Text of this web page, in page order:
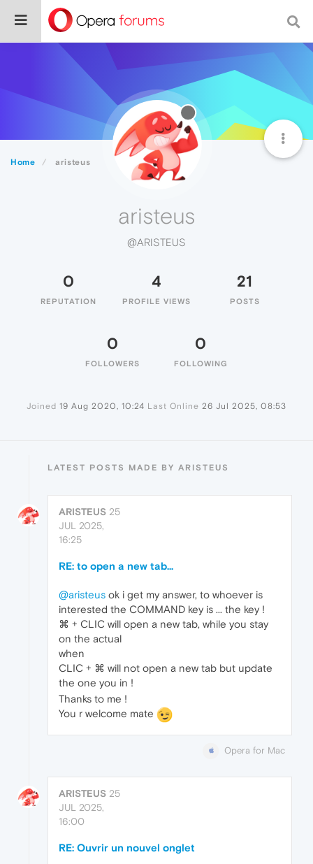
Home aristeus
aristeus
@ARISTEUS
0
REPUTATION
4
PROFILE VIEWS
21
POSTS
0
FOLLOWERS
0
FOLLOWING
Joined 19 Aug 2020, 10:24 Last Online 26 Jul 2025, 08:53
LATEST POSTS MADE BY ARISTEUS
ARISTEUS 25
JUL 2025,
16:25
RE: to open a new tab...
@aristeus ok i get my answer, to whoever is
interested the COMMAND key is ... the key !
⌘ + CLIC will open a new tab, while you stay
on the actual
when
CLIC + ⌘ will not open a new tab but update
the one you in !
Thanks to me !
You r welcome mate
Opera for Mac
ARISTEUS 25
JUL 2025,
16:00
RE: Ouvrir un nouvel onglet